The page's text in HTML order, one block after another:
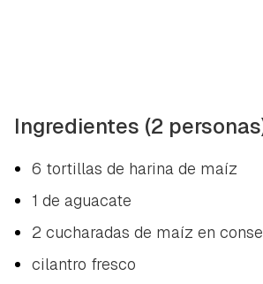
Ingredientes (2
6 tortillas de harina de maíz
1 de aguacate
2 cucharadas de maíz en
cilantro fresco